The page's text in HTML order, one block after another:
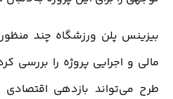
بیزینس پلن ورزشگاه چند
مالی و اجرایی پروژه را
طرح می‌تواند بازدهی